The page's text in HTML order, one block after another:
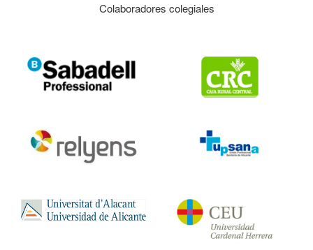
Colaboradores colegiales